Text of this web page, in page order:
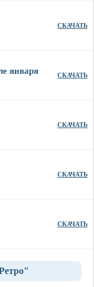
СКАЧАТЬ
января СКАЧАТЬ
СКАЧАТЬ
СКАЧАТЬ
СКАЧАТЬ